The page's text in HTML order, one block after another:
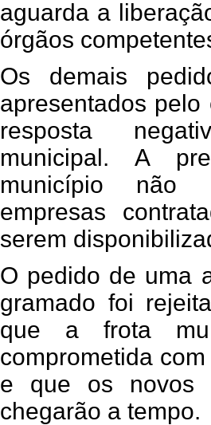
aguarda a
órgãos
Os demais
apresentados
resposta
municipal. A
município não
empresas
serem
O pedido de uma
gramado foi
que a frota
comprometida
e que os novos
chegarão a tempo.